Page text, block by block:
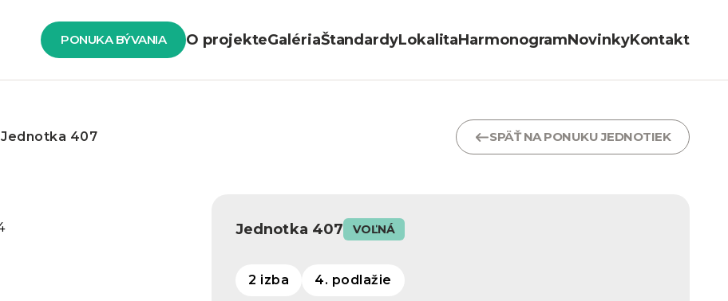
PONUKA BÝVANIA O projekteGalériaŠtandardyLokalitaHarmonogramNovinkyKontakt
Jednotka 407 SPÄŤ NA PONUKU JEDNOTIEK
Jednotka 407 VOĽNÁ
2 izba 4. podlažie